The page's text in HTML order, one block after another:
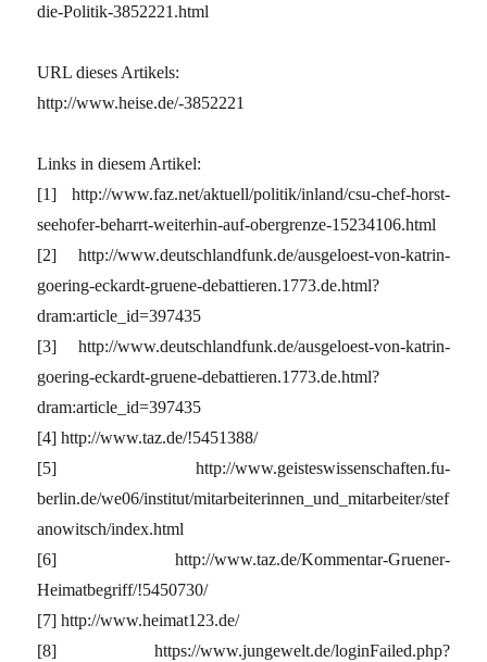
die-Politik-3852221.html
URL dieses Artikels:
http://www.heise.de/-3852221
Links in diesem Artikel:
[1] http://www.faz.net/aktuell/politik/inland/csu-chef-horst-
seehofer-beharrt-weiterhin-auf-obergrenze-15234106.html
[2] http://www.deutschlandfunk.de/ausgeloest-von-katrin-
goering-eckardt-gruene-debattieren.1773.de.html?
dram:article_id=397435
[3] http://www.deutschlandfunk.de/ausgeloest-von-katrin-
goering-eckardt-gruene-debattieren.1773.de.html?
dram:article_id=397435
[4] http://www.taz.de/!5451388/
[5] http://www.geisteswissenschaften.fu-
berlin.de/we06/institut/mitarbeiterinnen_und_mitarbeiter/stef
anowitsch/index.html
[6] http://www.taz.de/Kommentar-Gruener-
Heimatbegriff/!5450730/
[7] http://www.heimat123.de/
[8] https://www.jungewelt.de/loginFailed.php?